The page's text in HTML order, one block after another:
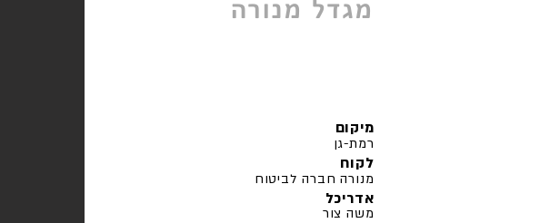
מגדל מנורה
רמת-גן
מנורה חברה לביטוח
לקוח
משה צור
אדריכל
מיקום